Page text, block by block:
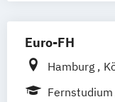
Euro-FH
Hamburg
Göttingen
Fernstudium